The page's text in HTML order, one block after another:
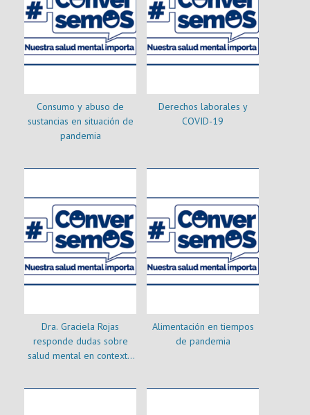
Consumo y abuso de
sustancias en situación de
pandemia
Derechos laborales y
COVID-19
Dra. Graciela Rojas
responde dudas sobre
salud mental en contexto
Alimentación en tiempos
de pandemia